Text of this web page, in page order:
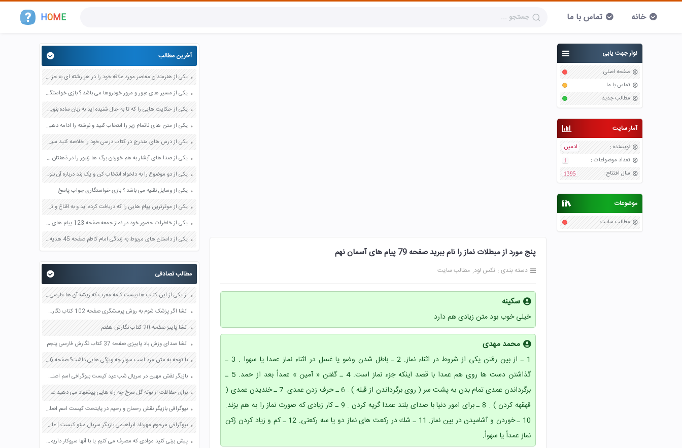
HOME خانه تماس با ما
نوار جهت یابی
صفحه اصلی
تماس با ما
مطالب جدید
آمار سایت
نویسنده :
ادمین
تعداد موضواعات :
1
سال افتتاح :
1395
موضوعات
مطالب سایت
پنج مورد از مبطلات نماز را نام ببرید صفحه 79 پیام های آسمان نهم
دسته بندی : نکس لود مطالب سایت
سکینه
خیلی خوب بود متن زیادی هم دارد
محمد مهدی
1 ـ از بين رفتن يكى از شروط در اثناء نماز. 2 ـ باطل شدن وضو يا غسل در اثناء نماز عمدا يا سهوا . 3 ـ
گذاشتن دست ها روى هم عمدا با قصد اينكه جزء نماز است. 4 ـ گفتن « آمين » عمداً بعد از حمد. 5 ـ
برگرداندن عمدى تمام بدن به پشت سر ( روى برگرداندن از قبله ) . 6 ـ حرف زدن عمدى. 7 ـ خنديدن عمدى (
قهقهه كردن ) . 8 ـ براى امور دنيا با صداى بلند عمدا گريه كردن . 9 ـ كار زيادى كه صورت نماز را به هم بزند.
10 ـ خوردن و آشاميدن در بين نماز. 11 ـ شك در ركعت هاى نماز دو يا سه ركعتى. 12 ـ كم و زياد كردن رُكن
نماز عمداً يا سهواً.
آخرین مطالب
یکی از هنرمندان معاصر مورد علاقه خود را در هر رشته ای به جز عکاسی صفحه 69 فرهنگ و هنر نهم
یکی از مسیر های عبور و مرور خودروها می باشد ؟ بازی خواستگاری جواب پاسخ
یکی از حکایت هایی را که تا به حال شنیده اید به زبان ساده بنویسید صفحه 97 نگارش ششم دبستان
یکی از متن های ناتمام زیر را انتخاب کنید و نوشته را ادامه دهید صفحه 73 و 74 کتاب نگارش فارسی پنجم دبستان
یکی از درس های مندرج در کتاب درسی خود را خلاصه کنید سپس متن خلاصه شده را با بهره گیری از روش های دسته بندی نمودار جدول نقشه مفهومی نشان دهید صفحه 118 نگارش یازدهم
یکی از صدا های آبشار به هم خوردن برگ ها زنبور را در ذهنتان مجسم کنید و درباره آن یک بند بنویسید صفحه 11 نگارش پنجم
یکی از دو موضوع را به دلخواه انتخاب کن و یک بند درباره آن بنویس صفحه 35 کتاب نگارش فارسی سوم
یکی از وسایل نقلیه می باشد ؟ بازی خواستگاری جواب پاسخ
یکی از موثرترین پیام هایی را که دریافت کرده اید و به اقناع و تغییری جدی در شما منجر شده است برسی کنید و علت این تاثیر گذاری قابل توجه را بنویسید صفحه 52 تفکر و سواد رسانه ای دهم
یکی از خاطرات حضور خود در نماز جمعه صفحه 123 پیام های آسمان هفتم
یکی از داستان های مربوط به زندگی امام کاظم صفحه 45 هدیه های آسمان چهارم
مطالب تصادفی
از یکی از این کتاب ها بیست کلمه معرب که ریشه آن ها فارسی باشد بنویس صفحه 91 عربی یازدهم
انشا اگر پزشک شوم به روش پرسشگری صفحه 102 کتاب نگارش فارسی چهارم
انشا پاییز صفحه 20 کتاب نگارش هفتم
انشا صدای وزش باد پاییزی صفحه 37 کتاب نگارش فارسی پنجم
با توجه به متن مرد اسب سوار چه ویژگی هایی داشت؟ صفحه 96 فارسی ششم
بازیگر نقش مهین در سریال شب عید کیست بیوگرافی اسم اصلی واقعی ویکی پدیا
برای حفاظت از بوته گل سرخ چه راه هایی پیشنهاد می دهید صفحه 86 علوم چهارم
بیوگرافی بازیگر نقش رحمان و رحیم در پایتخت کیست اسم اصلی واقعی ویکی پدیا
بیوگرافی مرحوم مهرداد ابراهیمی بازیگر سریال مینو کیست | علت مرگ درگذشت فوت
پیش بینی کنید موادی که مصرف می کنیم یا با آنها سروکار داریم عنصرند یا ترکیب برای پیش بینی خود دلیل بیاورید صفحه 20 علوم هفتم